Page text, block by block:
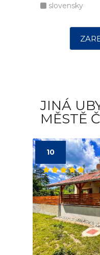
slovensky
JINÁ
MĚSTĚ
10